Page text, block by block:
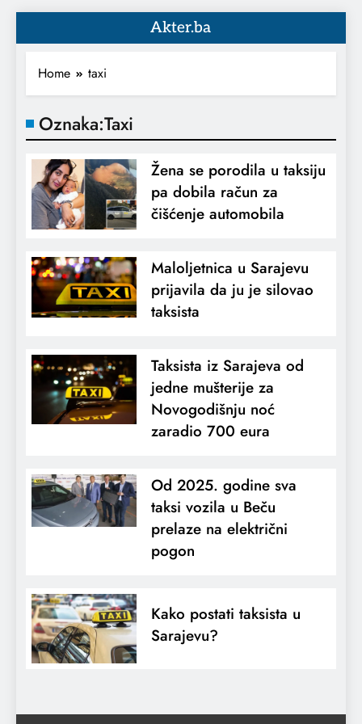
Akter.ba
Home taxi
Oznaka:Taxi
Žena se porodila u taksiju
pa dobila račun za
čišćenje automobila
Maloljetnica u Sarajevu
prijavila da ju je silovao
taksista
Taksista iz Sarajeva od
jedne mušterije za
Novogodišnju noć
zaradio 700 eura
Od 2025. godine sva
taksi vozila u Beču
prelaze na električni
pogon
Kako postati taksista u
Sarajevu?